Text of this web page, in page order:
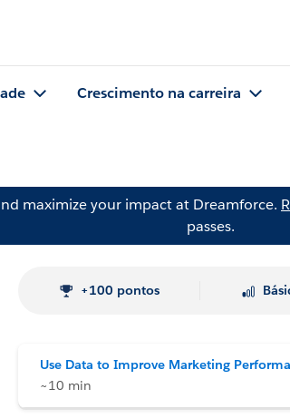
Crescimento na carreira
maximize your impact at Dreamforce.
passes.
+100 pontos
Use Data to Improve Marketing
~10 min